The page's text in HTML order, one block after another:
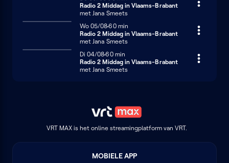
Radio 2 Middag in Vlaams-Brabant
met Jana Smeets
Woensdag 5 augustus
Wo 05/0860 minuten
60 min
Radio 2 Middag in Vlaams-Brabant
met Jana Smeets
Dinsdag 4 augustus
Di 04/0860 minuten
60 min
Radio 2 Middag in Vlaams-Brabant
met Jana Smeets
VRT MAX is het online streamingplatform van VRT.
MOBIELE APP